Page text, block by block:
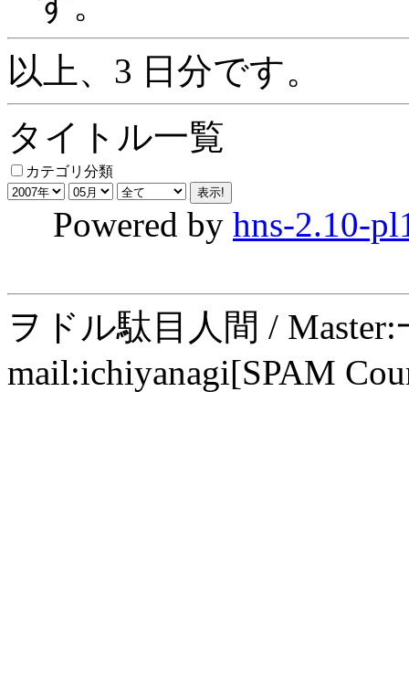
以上、3 日分です。
タイトル一覧
カテゴリ分類
Powered by hns-2.10-
ヲドル駄目人間 /
mail:ichiyanagi[SPAM